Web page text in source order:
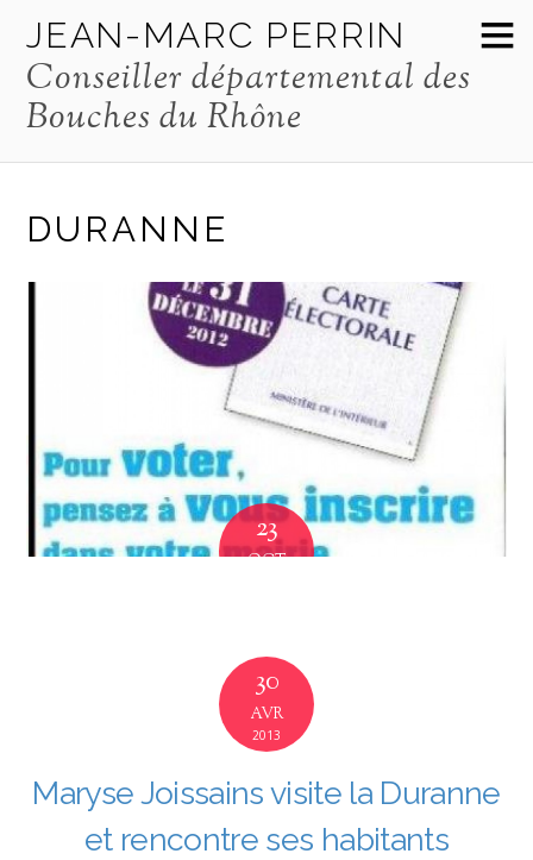
JEAN-MARC PERRIN
Conseiller départemental des
Bouches du Rhône
DURANNE
23
OCT
inscrivez-vous
Municipales 2014,Politique
inscription
, listes électorales, mairie annexe
scrutin, votre
30
AVR
2013
Maryse Joissains visite la Duranne
et rencontre ses habitants